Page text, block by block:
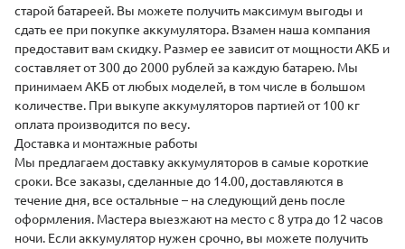
старой батареей. Вы можете получить максимум выгоды и
сдатьее при покупке аккумулятора. Взамен наша компания
предоставит вам скидку. Размер ее зависит от мощности АКБ и
составляет от 300 до 2000 рублей за каждую батарею. Мы
принимаем АКБ от любых моделей, в том числе в большом
количестве. При выкупе аккумуляторов партией от 100 кг
оплата производится по весу.
Доставка и монтажные работы
Мы предлагаем доставку аккумуляторов в самые короткие
сроки. Все заказы, сделанные до 14.00, доставляются в
течение дня, все остальные – на следующий день после
оформления. Мастера выезжают на место с 8 утра до 12 часов
ночи. Если аккумулятор нужен срочно, вы можете получить